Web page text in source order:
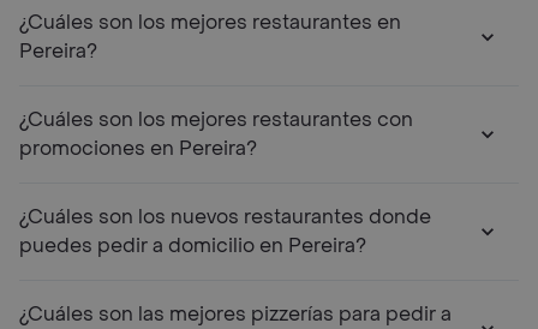
¿Cuáles son los mejores restaurantes en
Pereira?
¿Cuáles son los mejores restaurantes con
promociones en Pereira?
¿Cuáles son los nuevos restaurantes donde
puedes pedir a domicilio en Pereira?
¿Cuáles son las mejores pizzerías para pedir a